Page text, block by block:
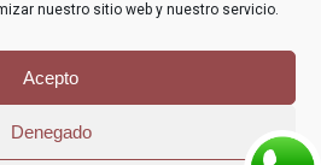
nuestro sitio web y nuestro servicio.
Acepto
Denegado
REEMBOLSO